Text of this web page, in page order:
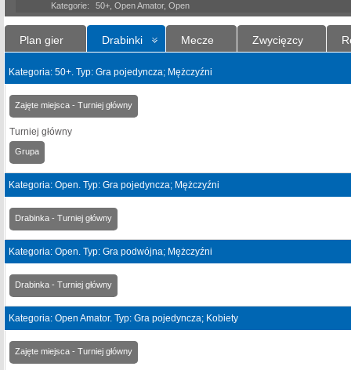
Kategorie:
50+, Open Amator, Open
Plan gier Drabinki Mecze Zwycięzcy
Kategoria: 50+. Typ: Gra pojedyncza; Mężczyźni
Zajęte miejsca - Turniej główny
Turniej główny
Grupa
Kategoria: Open. Typ: Gra pojedyncza; Mężczyźni
Drabinka - Turniej główny
Kategoria: Open. Typ: Gra podwójna; Mężczyźni
Drabinka - Turniej główny
Kategoria: Open Amator. Typ: Gra pojedyncza; Kobiety
Zajęte miejsca - Turniej główny